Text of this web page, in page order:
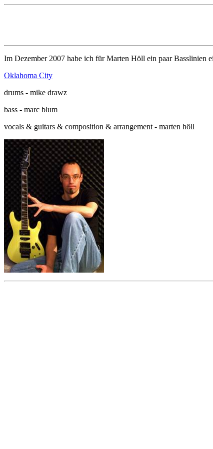
Im Dezember 2007 habe ich für Marten Höll ein paar Basslinien
Oklahoma City
drums - mike drawz
bass - marc blum
vocals & guitars & composition & arrangement - marten höll